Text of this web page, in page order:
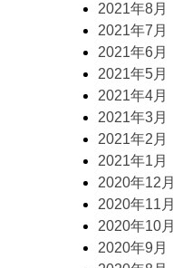
2021年8月
2021年7月
2021年6月
2021年5月
2021年4月
2021年3月
2021年2月
2021年1月
2020年12月
2020年11月
2020年10月
2020年9月